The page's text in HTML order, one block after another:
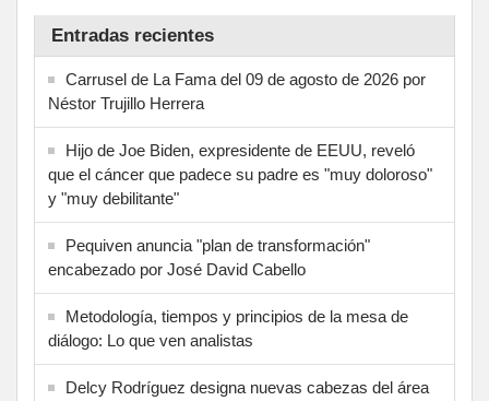
Entradas recientes
Carrusel de La Fama del 09 de agosto de 2026 por
Néstor Trujillo Herrera
Hijo de Joe Biden, expresidente de EEUU, reveló
que el cáncer que padece su padre es "muy doloroso"
y "muy debilitante"
Pequiven anuncia "plan de transformación"
encabezado por José David Cabello
Metodología, tiempos y principios de la mesa de
diálogo: Lo que ven analistas
Delcy Rodríguez designa nuevas cabezas del área